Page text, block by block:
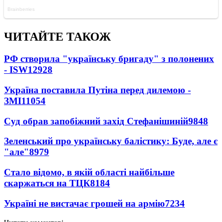
ЧИТАЙТЕ ТАКОЖ
РФ створила "українську бригаду" з полонених
- ISW12928
Україна поставила Путіна перед дилемою -
ЗМІ11054
Суд обрав запобіжний захід Стефанішиній9848
Зеленський про українську балістику: Буде, але є
"але"8979
Стало відомо, в якій області найбільше
скаржаться на ТЦК8184
Україні не вистачає грошей на армію7234